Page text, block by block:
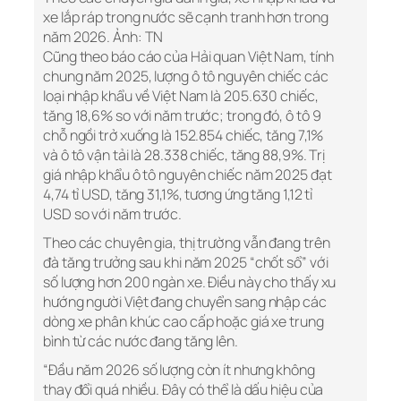
xe lắp ráp trong nước sẽ cạnh tranh hơn trong
năm 2026. Ảnh: TN​
Cũng theo báo cáo của Hải quan Việt Nam, tính
chung năm 2025, lượng ô tô nguyên chiếc các
loại nhập khẩu về Việt Nam là 205.630 chiếc,
tăng 18,6% so với năm trước; trong đó, ô tô 9
chỗ ngồi trở xuống là 152.854 chiếc, tăng 7,1%
và ô tô vận tải là 28.338 chiếc, tăng 88,9%. Trị
giá nhập khẩu ô tô nguyên chiếc năm 2025 đạt
4,74 tỉ USD, tăng 31,1%, tương ứng tăng 1,12 tỉ
USD so với năm trước.
Theo các chuyên gia, thị trường vẫn đang trên
đà tăng trưởng sau khi năm 2025 “chốt sổ” với
số lượng hơn 200 ngàn xe. Điều này cho thấy xu
hướng người Việt đang chuyển sang nhập các
dòng xe phân khúc cao cấp hoặc giá xe trung
bình từ các nước đang tăng lên.
“Đầu năm 2026 số lượng còn ít nhưng không
thay đổi quá nhiều. Đây có thể là dấu hiệu của